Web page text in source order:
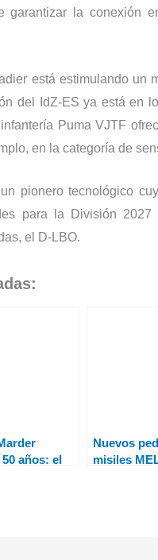
garantizar la conexión
está estimulando un
del IdZ-ES ya está en
Puma VJTF
en la categoría de
pionero tecnológico
para la División
el D-LBO.
años: el
Nuevos
misiles